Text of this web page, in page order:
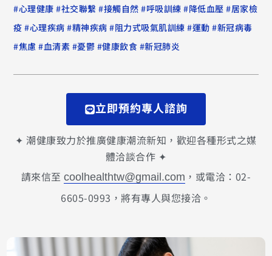
#心理健康 #社交聯繫 #接觸自然 #呼吸訓練 #降低血壓 #居家檢
疫 #心理疾病 #精神疾病 #阻力式吸氣肌訓練 #運動 #新冠病毒
#焦慮 #血清素 #憂鬱 #健康飲食 #新冠肺炎
立即預約專人諮詢
✦ 潮健康致力於推廣健康潮流新知，歡迎各種形式之媒
體洽談合作 ✦
請來信至coolhealthtw@gmail.com ，或電洽：02-
6605-0993，將有專人與您接洽。